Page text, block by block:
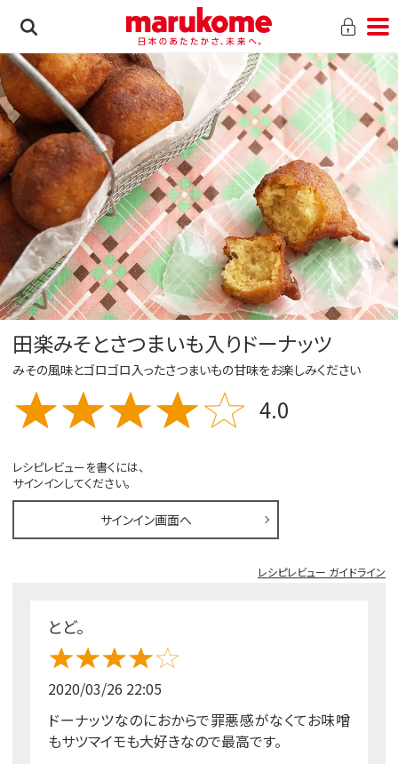
田楽みそとさつまいも入りドーナッツ
みその風味とゴロゴロ入ったさつまいもの甘味をお楽しみください
4.0
レシピレビューを書くには、
サインインしてください。
サインイン画面へ
レシピレビュー ガイドライン
とど。
2020/03/26 22:05
ドーナッツなのにおからで罪悪感がなくてお味噌
もサツマイモも大好きなので最高です。